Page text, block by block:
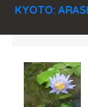
KYOTO: